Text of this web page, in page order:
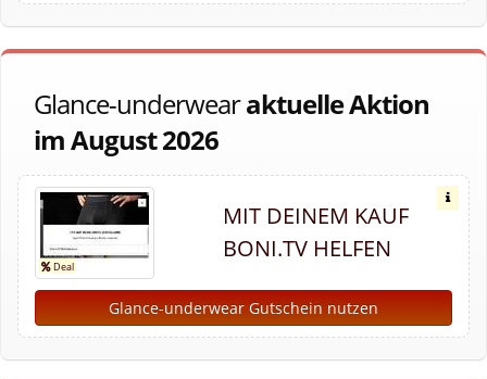
Glance-underwearaktuelle Aktion
im August 2026
MIT DEINEM KAUF
BONI.TV HELFEN
Glance-underwear Gutschein nutzen